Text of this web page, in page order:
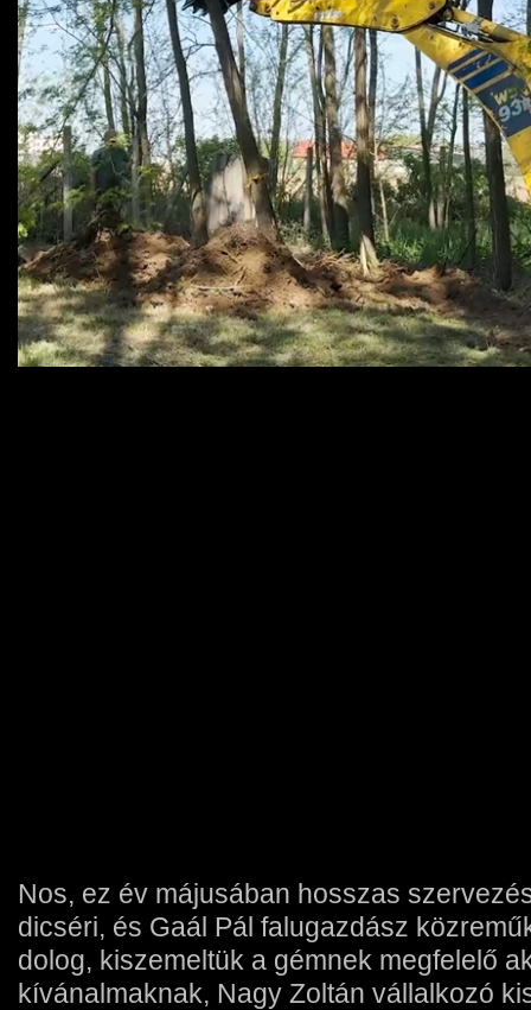
Nos, ez év májusában hosszas
dicséri, és Gaál Pál falugazdász
dolog, kiszemeltük a gémnek megfelelő
kívánalmaknak, Nagy Zoltán vállalkozó